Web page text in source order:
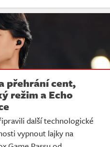
přehrání cent,
režim a Echo
další technologické
vypnout lajky na